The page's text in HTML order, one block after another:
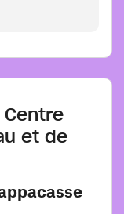
et de